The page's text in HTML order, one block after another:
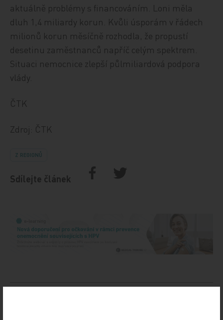
aktuálně problémy s financováním. Loni měla
dluh 1,4 miliardy korun. Kvůli úsporám v řádech
milionů korun měsíčně rozhodla, že propustí
desetinu zaměstnanců napříč celým spektrem.
Situaci nemocnice zlepší půlmiliardová podpora
vlády.
ČTK
Zdroj: ČTK
Z REGIONŮ
Sdílejte článek